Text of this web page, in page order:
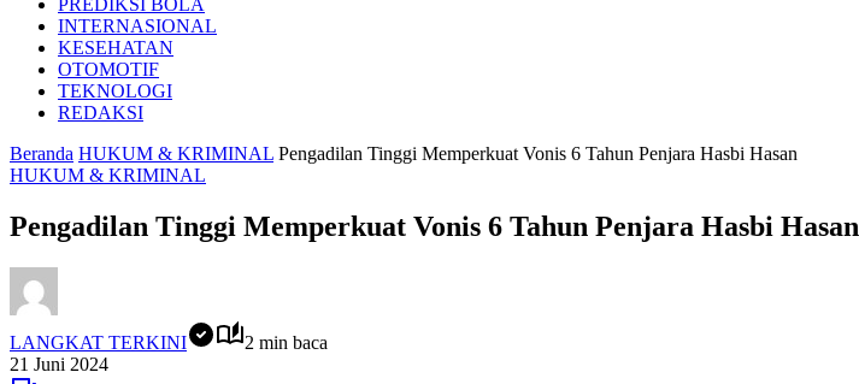
PREDIKSI BOLA
INTERNASIONAL
KESEHATAN
OTOMOTIF
TEKNOLOGI
REDAKSI
Beranda HUKUM & KRIMINAL Pengadilan Tinggi Memperkuat Vonis 6 Tahun Penjara Hasbi Hasan
HUKUM & KRIMINAL
Pengadilan Tinggi Memperkuat Vonis 6 Tahun Penjara Hasbi Hasan
LANGKAT TERKINI
2 min baca
21 Juni 2024